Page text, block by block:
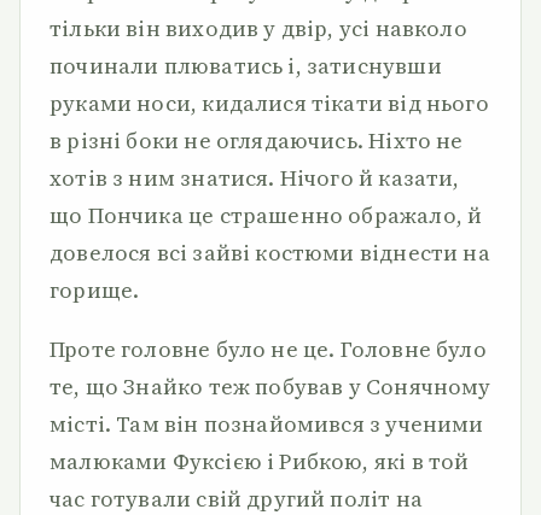
тільки він виходив у двір, усі навколо
починали плюватись і, затиснувши
руками носи, кидалися тікати від нього
в різні боки не оглядаючись. Ніхто не
хотів з ним знатися. Нічого й казати,
що Пончика це страшенно ображало, й
довелося всі зайві костюми віднести на
горище.
Проте головне було не це. Головне було
те, що Знайко теж побував у Сонячному
місті. Там він познайомився з ученими
малюками Фуксією і Рибкою, які в той
час готували свій другий політ на